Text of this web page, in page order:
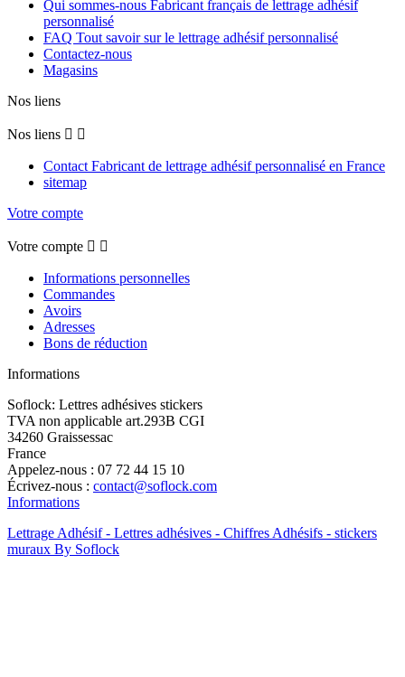
Qui sommes-nous Fabricant français de lettrage adhésif
personnalisé
FAQ Tout savoir sur le lettrage adhésif personnalisé
Contactez-nous
Magasins
Nos liens
Nos liens  
Contact Fabricant de lettrage adhésif personnalisé en France
sitemap
Votre compte
Votre compte  
Informations personnelles
Commandes
Avoirs
Adresses
Bons de réduction
Informations
Soflock: Lettres adhésives stickers
TVA non applicable art.293B CGI
34260 Graissessac
France
Appelez-nous : 07 72 44 15 10
Écrivez-nous : contact@soflock.com
Informations
Lettrage Adhésif - Lettres adhésives - Chiffres Adhésifs - stickers
muraux By Soflock